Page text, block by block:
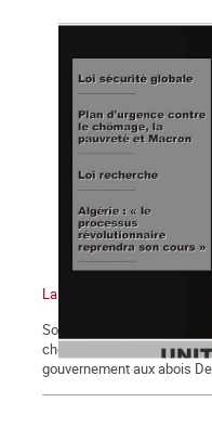
La Commune n°126
Sommaire : Notre priorité
chômage, la pauvreté et
gouvernement aux abois